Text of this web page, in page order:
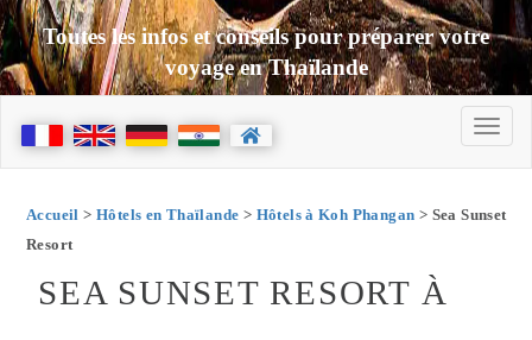
Toutes les infos et conseils pour préparer votre
voyage en Thaïlande
Accueil > Hôtels en Thaïlande > Hôtels à Koh Phangan > Sea Sunset
Resort
SEA SUNSET RESORT À